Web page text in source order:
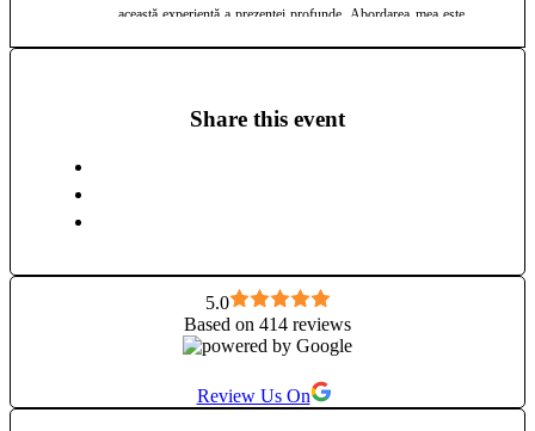
această experiență a prezenței profunde. Abordarea mea este
să faci în mod conștient alegerile care sporesc lumina asupra
în propria conștiință și să te poți deschide spre ceea ce ai de
primit, văzut, experimentat. Satnam
Share this event
5.0
Based on 414 reviews
Review Us On